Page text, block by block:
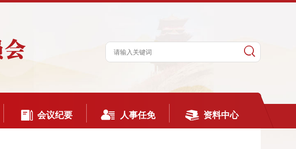
会议纪要 人事任免 资料中心